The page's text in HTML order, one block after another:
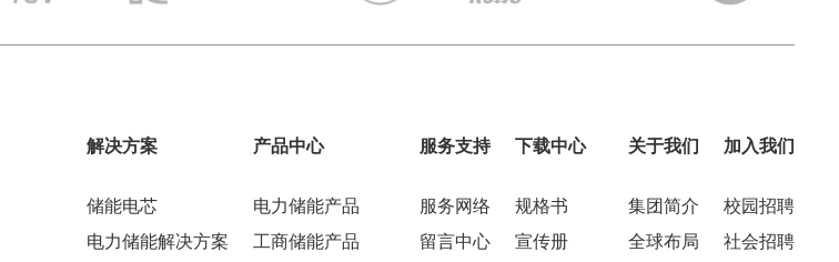
解决方案
储能电芯
电力储能解决方案
产品中心
电力储能产品
工商储能产品
服务支持
服务网络
留言中心
下载中心
规格书
宣传册
关于我们
集团简介
全球布局
加入我们
校园招聘
社会招聘